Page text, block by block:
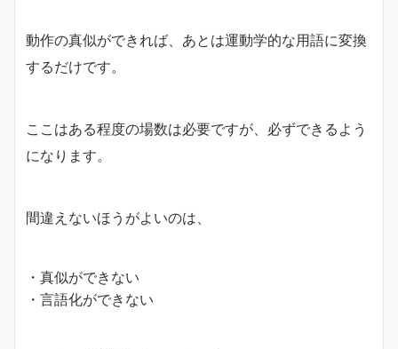
動作の真似ができれば、あとは運動学的な用語に変換
するだけです。
ここはある程度の場数は必要ですが、必ずできるよう
になります。
間違えないほうがよいのは、
・真似ができない
・言語化ができない